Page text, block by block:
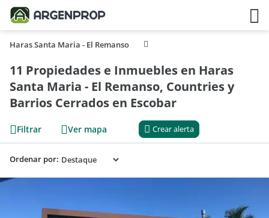
Haras Santa Maria - El Remanso
11 Propiedades e Inmuebles en Haras
Santa Maria - El Remanso, Countries y
Barrios Cerrados en Escobar
Filtrar Ver mapa Crear alerta
Ordenar por: